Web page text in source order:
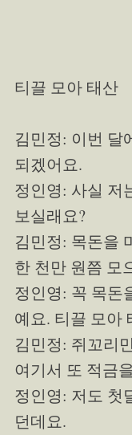
티끌 모아 태산
김민정: 이번 달
되겠어요.
정인영: 사실 저
보실래요?
김민정: 목돈을
한 천만 원쯤 모
정인영: 꼭 목돈
예요. 티끌 모아
김민정: 쥐꼬리
여기서 또 적금
정인영: 저도 첫
던데요.